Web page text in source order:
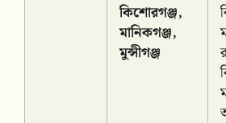
কিশোরগঞ্জ,
মানিকগঞ্জ,
মুন্সীগঞ্জ